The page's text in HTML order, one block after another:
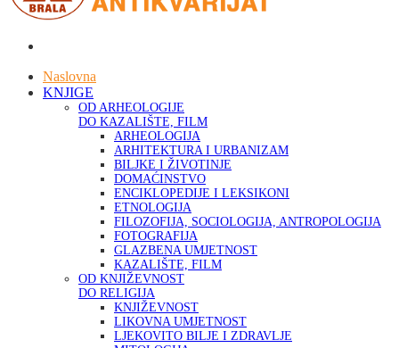
Naslovna
KNJIGE
OD ARHEOLOGIJE
DO KAZALIŠTE, FILM
ARHEOLOGIJA
ARHITEKTURA I URBANIZAM
BILJKE I ŽIVOTINJE
DOMAĆINSTVO
ENCIKLOPEDIJE I LEKSIKONI
ETNOLOGIJA
FILOZOFIJA, SOCIOLOGIJA, ANTROPOLOGIJA
FOTOGRAFIJA
GLAZBENA UMJETNOST
KAZALIŠTE, FILM
OD KNJIŽEVNOST
DO RELIGIJA
KNJIŽEVNOST
LIKOVNA UMJETNOST
LJEKOVITO BILJE I ZDRAVLJE